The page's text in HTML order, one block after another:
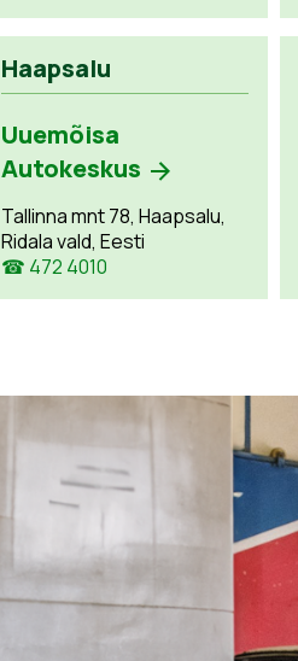
Haapsalu
Uuemõisa
Autokeskus
Tallinna mnt 78, Haapsalu,
Ridala vald, Eesti
☎ 472 4010